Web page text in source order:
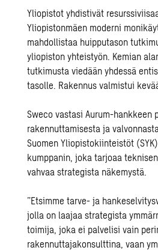
Yliopistot yhdistivät
Yliopistonmäen moderni
mahdollistaa huipputason
yliopiston yhteistyön. Kemian
tutkimusta viedään yhdessä
tasolle. Rakennus valmistui
Sweco vastasi Aurum-hankkeen
rakennuttamisesta ja valvonnast
Suomen Yliopistokiinteistöt
kumppanin, joka tarjoaa
vahvaa strategista näkemystä.
”Etsimme tarve- ja
jolla on laajaa strategista
toimija, joka ei palvelisi vain
rakennuttajakonsulttina, vaan